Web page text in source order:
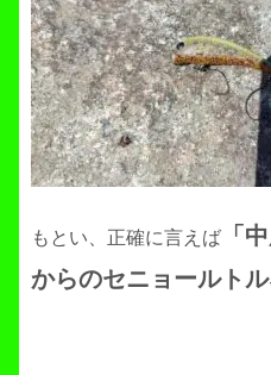
もとい、正確に言えば
「
からのセニョールトル